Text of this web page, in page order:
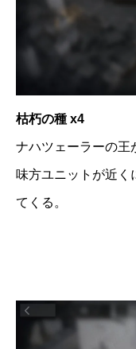
枯朽の種 x4
ナハツェーラーの王
味方ユニットが近く
てくる。